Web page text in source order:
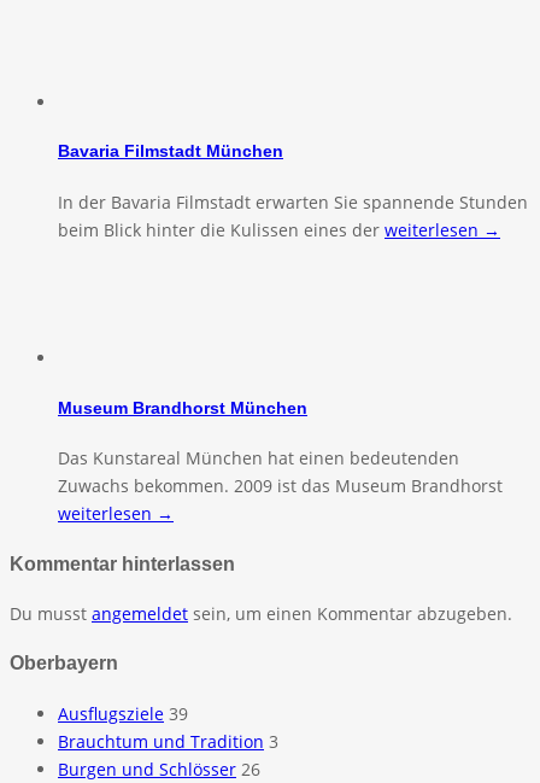
Bavaria Filmstadt München
In der Bavaria Filmstadt erwarten Sie spannende Stunden
beim Blick hinter die Kulissen eines der weiterlesen →
Museum Brandhorst München
Das Kunstareal München hat einen bedeutenden
Zuwachs bekommen. 2009 ist das Museum Brandhorst
weiterlesen →
Kommentar hinterlassen
Du musst angemeldet sein, um einen Kommentar abzugeben.
Oberbayern
Ausflugsziele 39
Brauchtum und Tradition 3
Burgen und Schlösser 26